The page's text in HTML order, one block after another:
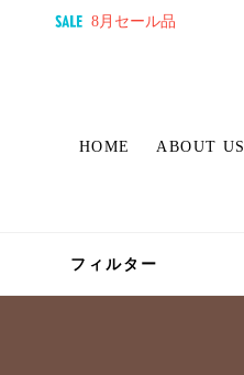
8月セール品
HOME ABOUT US
フィルター